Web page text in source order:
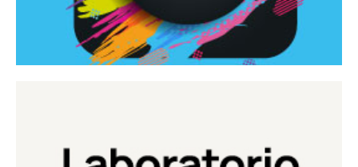
Continua